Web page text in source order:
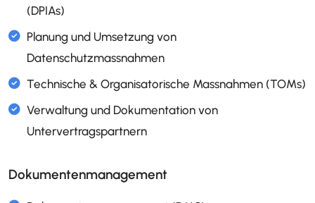
Dokumentation und Verwaltung von
Verarbeitungsaktivitäten
Durchführung von
(DPIAs)
Planung und Umsetzung von
Dokumentenmanagement